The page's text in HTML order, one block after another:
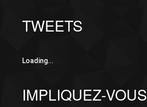
TWEETS
Loading...
IMPLIQUEZ-VOUS